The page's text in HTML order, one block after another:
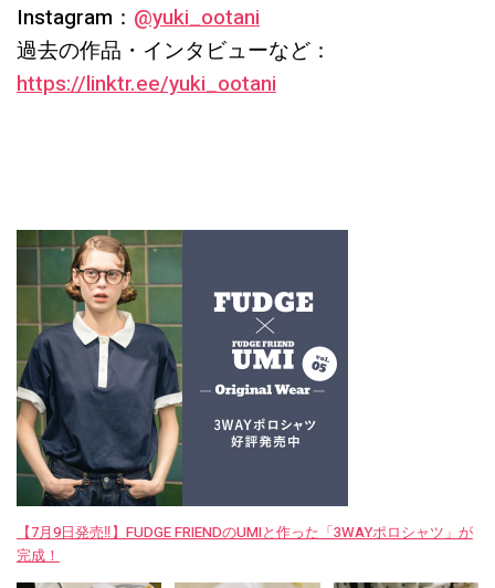
Instagram： @yuki_ootani
過去の作品・インタビューなど：
https://linktr.ee/yuki_ootani
【7月9日発売‼︎】FUDGE FRIENDのUMIと作った「3WAYポロシャツ」が
完成！